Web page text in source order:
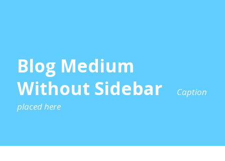
Blog Medium
Without Sidebar
Caption
placed here